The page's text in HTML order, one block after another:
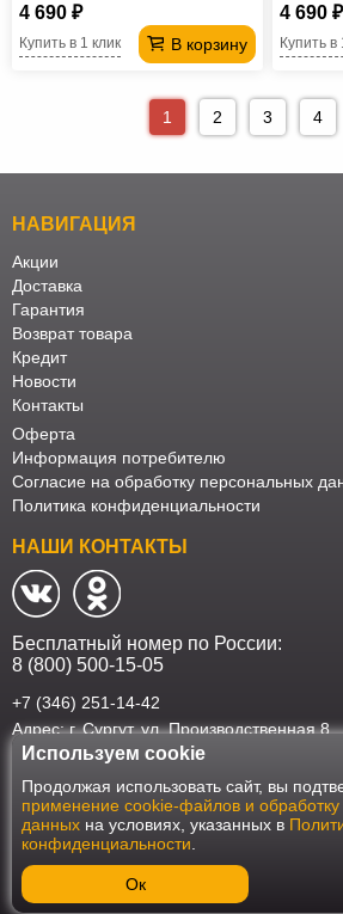
4 690 ₽
В корзину
Купить в 1 клик
4 690 ₽
Купить в
1 2 3 4
НАВИГАЦИЯ
Акции
Доставка
Гарантия
Возврат товара
Кредит
Новости
Контакты
Оферта
Информация потребителю
Согласие на обработку персональных
Политика конфиденциальности
НАШИ КОНТАКТЫ
Бесплатный номер по России:
8 (800) 500-15-05
+7 (346) 251-14-42
Адрес: г. Сургут. ул. Производственная 8
Наш интернет-магазин работает в
Федерального закона от 27 июля 2006 года
данных". Оформить заказ на сайте
наличии согласия на обработку Ваших
улучшения работы сайта и его
используем файлы cookie. Продолжая
соглашаетесь с
Используем cookie
Продолжая использовать сайт, вы
применение cookie-файлов и
данных на условиях, указанных в
конфиденциальности
Ок